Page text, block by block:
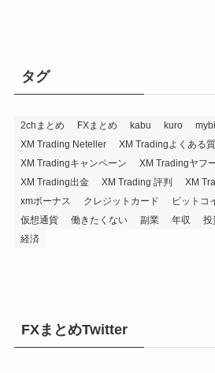
タグ
2chまとめ FXまとめ kabu kuro
XM Trading Neteller
XM Tradingよくある
XM Tradingキャンペーン
XM Tradingヤフ
XM Trading出金
XM Trading 評判 XM
xmボーナス
クレジットカード ビットコ
仮想通貨
働きたくない 副業 年収 投
経済
FXまとめTwitter